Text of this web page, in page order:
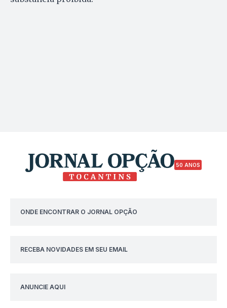
50 ANOS
ONDE ENCONTRAR O JORNAL OPÇÃO
RECEBA NOVIDADES EM SEU EMAIL
ANUNCIE AQUI